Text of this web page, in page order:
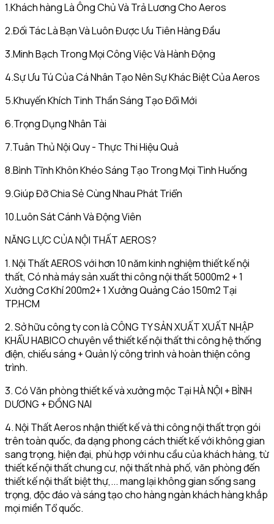
1.Khách hàng Là Ông Chủ Và Trả Lương Cho Aeros
2.Đối Tác Là Bạn Và Luôn Được Ưu Tiên Hàng Đầu
3.Minh Bạch Trong Mọi Công Việc Và Hành Động
4.Sự Ưu Tú Của Cá Nhân Tạo Nên Sự Khác Biệt Của Aeros
5.Khuyến Khích Tinh Thần Sáng Tạo Đổi Mới
6.Trọng Dụng Nhân Tài
7.Tuân Thủ Nội Quy - Thực Thi Hiệu Quả
8.Bình Tĩnh Khôn Khéo Sáng Tạo Trong Mọi Tình Huống
9.Giúp Đỡ Chia Sẻ Cùng Nhau Phát Triển
10.Luôn Sát Cánh Và Động Viên
NĂNG LỰC CỦA NỘI THẤT AEROS?
1. Nội Thất AEROS với hơn 10 năm kinh nghiệm thiết kế nội
thất, Có nhà máy sản xuất thi công nội thất 5000m2 + 1
Xưởng Cơ Khí 200m2+ 1 Xưởng Quảng Cáo 150m2 Tại
TP.HCM
2. Sở hữu công ty con là CÔNG TY SẢN XUẤT XUẤT NHẬP
KHẨU HABICO chuyên về thiết kế nội thất thi công hệ thống
điện, chiếu sáng + Quản lý công trình và hoàn thiện công
trình.
3. Có Văn phòng thiết kế và xưởng mộc Tại HÀ NỘI + BÌNH
DƯƠNG + ĐỒNG NAI
4. Nội Thất Aeros nhận thiết kế và thi công nội thất trọn gói
trên toàn quốc, đa dạng phong cách thiết kế với không gian
sang trọng, hiện đại, phù hợp với nhu cầu của khách hàng, từ
thiết kế nội thất chung cư, nội thất nhà phố, văn phòng đến
thiết kế nội thất biệt thự,... mang lại không gian sống sang
trọng, độc đáo và sáng tạo cho hàng ngàn khách hàng khắp
mọi miền Tổ quốc.